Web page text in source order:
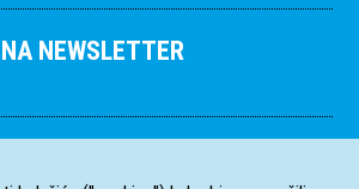
NEWSLETTER